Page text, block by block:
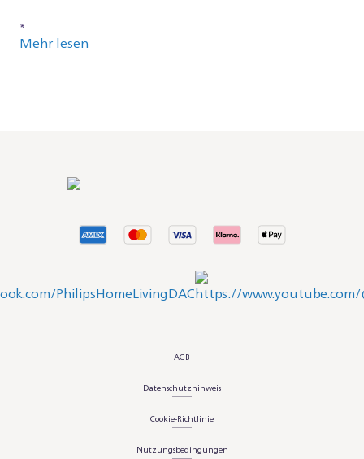
*
Mehr lesen
AGB
Datenschutzhinweis
Cookie-Richtlinie
Nutzungsbedingungen